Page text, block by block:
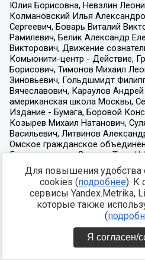
Для повышения удобства
cookies (подробнее). К
сервисы Yandex.Metrika,
которые также
(
Я согласен/